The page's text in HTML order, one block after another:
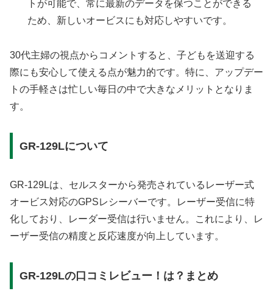
トが可能で、常に最新のデータを保つことができる
ため、新しいオービスにも対応しやすいです。
30代主婦の視点からコメントすると、子どもを送迎する
際にも安心して使える点が魅力的です。特に、アップデー
トの手軽さは忙しい毎日の中で大きなメリットとなりま
す。
GR-129Lについて
GR-129Lは、セルスターから発売されているレーザー式
オービス対応のGPSレシーバーです。レーザー受信に特
化しており、レーダー受信は行いません。これにより、レ
ーザー受信の精度と反応速度が向上しています。
GR-129Lの口コミレビュー！は？まとめ